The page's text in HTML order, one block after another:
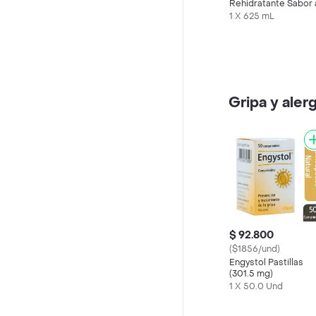
Rehidratante Sabor
Maracuyá
1 X 625 mL
Gripa y
$ 92.800
($1856/und)
Engystol Pastillas
(301.5 mg)
1 X 50.0 Und